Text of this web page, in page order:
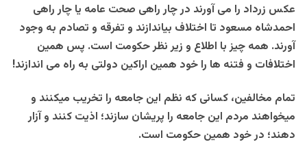
عکس زرداد را می آورند در چار راهی صحت عامه یا چار راهی
احمدشاه مسعود تا اختلاف بیاندازند و تفرقه و تصادم به وجود
آورند. همه چیز با اطلاع و زیر نظر حکومت است. پس همین
اختلافات و فتنه ها را خود همین اراکین دولتی به راه می اندازند!
تمام مخالفین، کسانی که نظم این جامعه را تخریب میکنند و
میخواهند مردم این جامعه را پریشان سازند؛ اذیت کنند و آزار
دهند؛ در خود همین حکومت است.